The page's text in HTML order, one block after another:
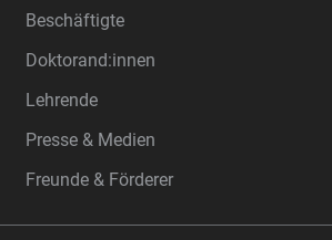
Beschäftigte
Doktorand:innen
Lehrende
Presse & Medien
Freunde & Förderer